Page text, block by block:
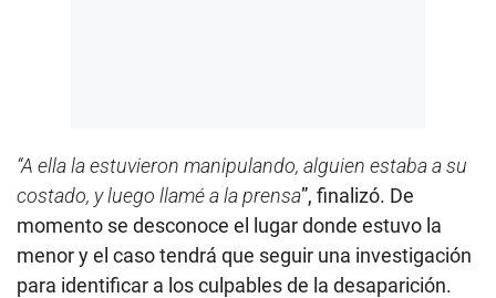
“A ella la estuvieron manipulando, alguien estaba a su
costado, y luego llamé a la prensa”, finalizó. De
momento se desconoce el lugar donde estuvo la
menor y el caso tendrá que seguir una investigación
para identificar a los culpables de la desaparición.